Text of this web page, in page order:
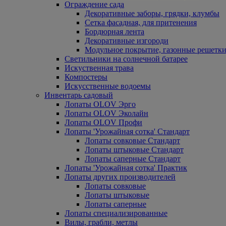
Ограждение сада
Декоративные заборы, грядки, клумбы
Сетка фасадная, для притенения
Бордюрная лента
Декоративные изгороди
Модульное покрытие, газонные
Светильники на солнечной батарее
Искуственная трава
Компостеры
Искусственные водоемы
Инвентарь садовый
Лопаты OLOV Эрго
Лопаты OLOV Эколайн
Лопаты OLOV Профи
Лопаты 'Урожайная сотка' Стандарт
Лопаты совковые Стандарт
Лопаты штыковые Стандарт
Лопаты саперные Стандарт
Лопаты 'Урожайная сотка' Практик
Лопаты других производителей
Лопаты совковые
Лопаты штыковые
Лопаты саперные
Лопаты специализированные
Вилы, грабли, метлы